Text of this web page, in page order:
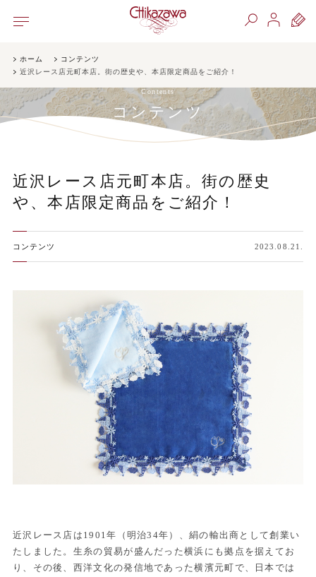
ホーム
コンテンツ
近沢レース店元町本店。街の歴史や、本店限定商品をご紹介！
Contents
コンテンツ
近沢レース店元町本店。街の歴史
や、本店限定商品をご紹介！
コンテンツ 2023.08.21.
近沢レース店は1901年（明治34年）、絹の輸出商として創業い
たしました。生糸の貿易が盛んだった横浜にも拠点を据えてお
り、その後、西洋文化の発信地であった横濱元町で、日本では